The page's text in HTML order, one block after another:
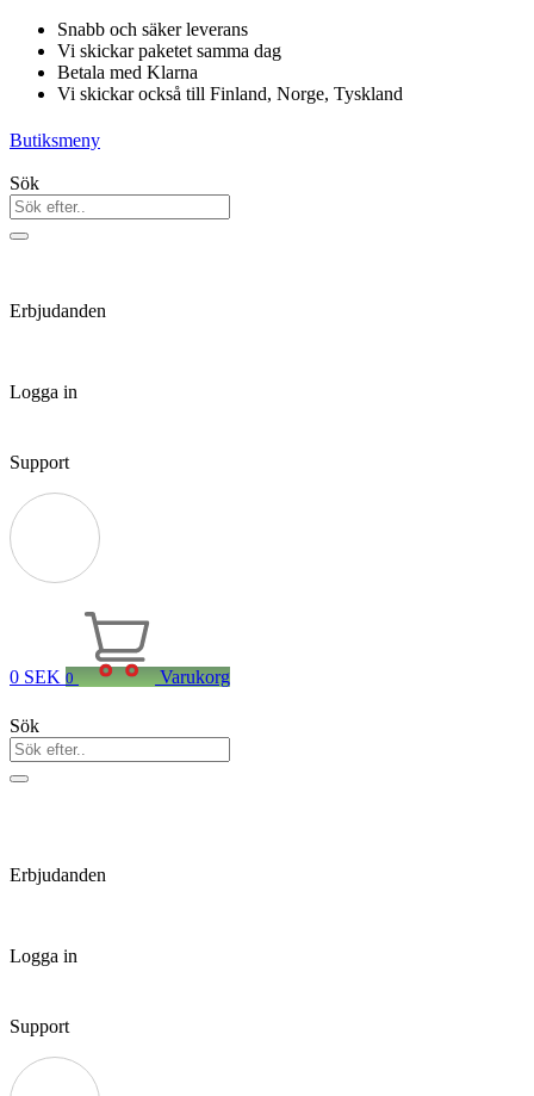
Hoppa
innehåll
Snabb och säker leverans
Vi skickar paketet samma dag
Betala med Klarna
Vi skickar också till Finland, Norge, Tyskland
Butiksmeny
Sök
Erbjudanden
Logga in
Support
0 SEK 0 Varukorg
Sök
Erbjudanden
Logga in
Support